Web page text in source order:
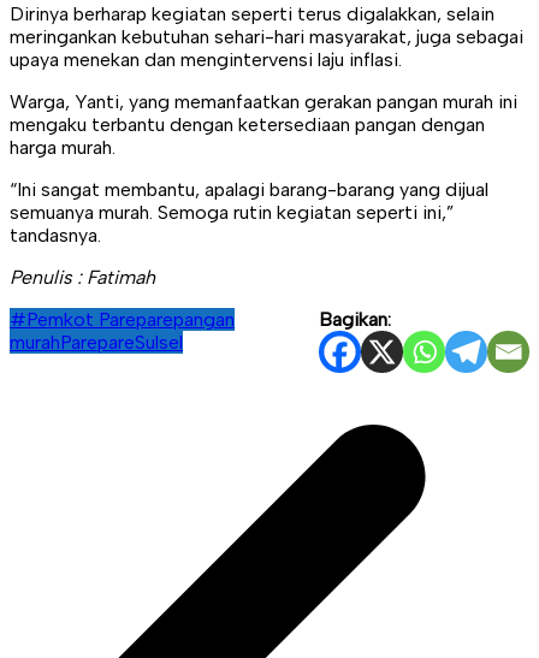
Dirinya berharap kegiatan seperti terus digalakkan, selain
meringankan kebutuhan sehari-hari masyarakat, juga sebagai
upaya menekan dan mengintervensi laju inflasi.
Warga, Yanti, yang memanfaatkan gerakan pangan murah ini
mengaku terbantu dengan ketersediaan pangan dengan
harga murah.
“Ini sangat membantu, apalagi barang-barang yang dijual
semuanya murah. Semoga rutin kegiatan seperti ini,”
tandasnya.
Penulis : Fatimah
Bagikan:
#Pemkot Pareparepangan
murahParepareSulsel